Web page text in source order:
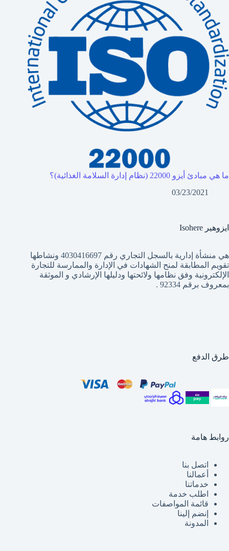
ما هي مبادئ أيزو 22000 (نظام إدارة السلامة الغذائية)؟
03/23/2021
ايزوهير Isohere
هي منشأة إدارية بالسجل التجاري رقم 4030416697 ونشاطها
تقويم المطابقة لمنح الشهادات في الإدارة والممارسة للتجارة
الإلكترونية وفق نظامها ولائحتها ودليلها الإرشادي و الموثقة
بمعروف برقم 92334 .
طرق الدفع
روابط هامة
اتصل بنا
أعمالنا
خدماتنا
اطلب خدمة
قائمة المواصفات
إنضم إلينا
المدونة